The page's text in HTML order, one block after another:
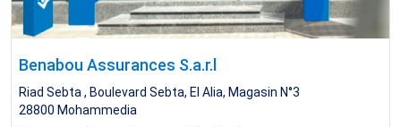
Benabou Assurances S.a.r.l
Riad Sebta , Boulevard Sebta, El Alia, Magasin N°3
28800 Mohammedia